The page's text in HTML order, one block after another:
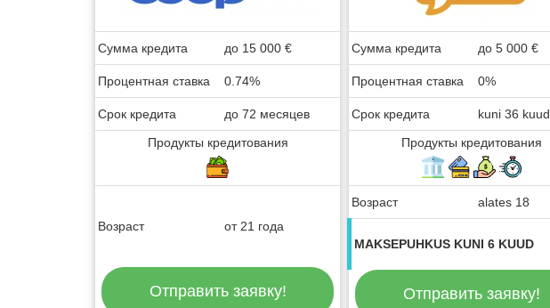
Сумма кредита до 15 000 €
Процентная ставка 0.74%
Срок кредита
до 72 месяцев
Продукты кредитования
Возраст от 21 года
Отправить заявку!
Сумма кредита до 5 000 €
Процентная ставка 0%
Срок кредита
kuni 36 kuud
Продукты кредитования
Возраст alates 18
MAKSEPUHKUS KUNI 6 KUUD
Отправить заявку!